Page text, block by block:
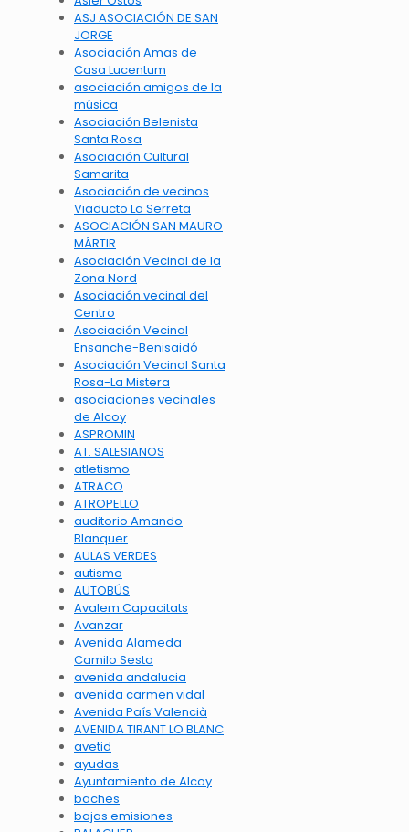
ASJ ASOCIACIÓN DE SAN
JORGE
Asociación Amas de
Casa Lucentum
asociación amigos de la
música
Asociación Belenista
Santa Rosa
Asociación Cultural
Samarita
Asociación de vecinos
Viaducto La Serreta
ASOCIACIÓN SAN MAURO
MÁRTIR
Asociación Vecinal de la
Zona Nord
Asociación vecinal del
Centro
Asociación Vecinal
Ensanche-Benisaidó
Asociación Vecinal Santa
Rosa-La Mistera
asociaciones vecinales
de Alcoy
ASPROMIN
AT. SALESIANOS
atletismo
ATRACO
ATROPELLO
auditorio Amando
Blanquer
AULAS VERDES
autismo
AUTOBÚS
Avalem Capacitats
Avanzar
Avenida Alameda
Camilo Sesto
avenida andalucia
avenida carmen vidal
Avenida País Valencià
AVENIDA TIRANT LO BLANC
avetid
ayudas
Ayuntamiento de Alcoy
baches
bajas emisiones